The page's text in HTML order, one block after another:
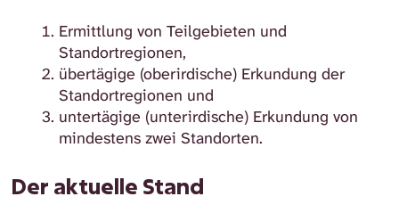
Ermittlung von Teilgebieten und
Standortregionen,
übertägige (oberirdische) Erkundung der
Standortregionen und
untertägige (unterirdische) Erkundung von
mindestens zwei Standorten.
Der aktuelle Stand